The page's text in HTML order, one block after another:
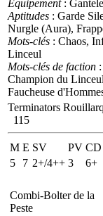
Equipement:
Aptitudes : Garde
Nurgle (Aura),
Mots-clés : Chaos,
Linceul
Mots-clés de faction
Champion du Linceul
Faucheuse
Terminators
115
M E SV PV CD
5
7 2+/4++ 3 6+
Combi-Bolter de la
Peste